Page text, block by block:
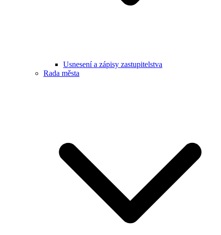
Usnesení a zápisy zastupitelstva
Rada města